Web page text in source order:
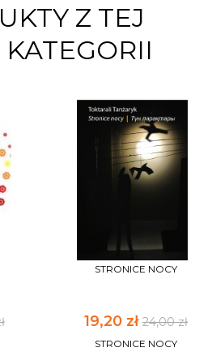
Z TEJ
STRONICE NOCY
19,20 zł 24,00 zł
STRONICE NOCY